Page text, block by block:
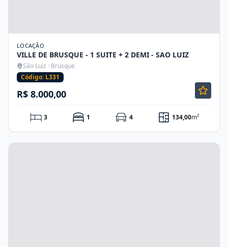
LOCAÇÃO
VILLE DE BRUSQUE - 1 SUITE + 2 DEMI - SAO LUIZ
São Luiz · Brusque
Código: L331
R$ 8.000,00
3 1 4 134,00m²